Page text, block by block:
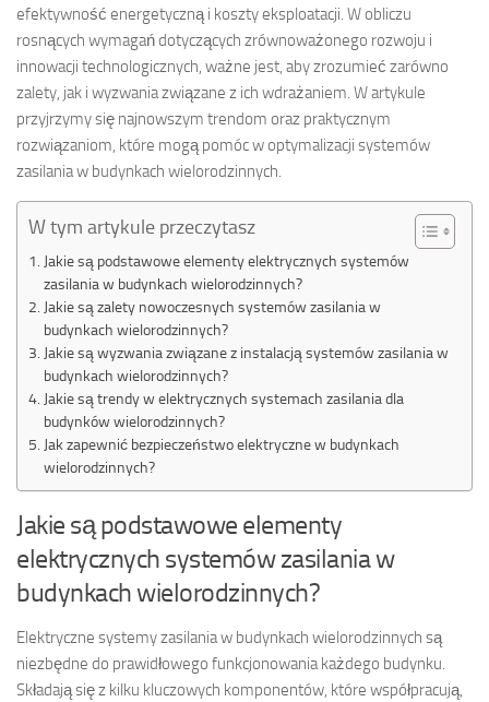
efektywność energetyczną i koszty eksploatacji. W obliczu
rosnących wymagań dotyczących zrównoważonego rozwoju i
innowacji technologicznych, ważne jest, aby zrozumieć zarówno
zalety, jak i wyzwania związane z ich wdrażaniem. W artykule
przyjrzymy się najnowszym trendom oraz praktycznym
rozwiązaniom, które mogą pomóc w optymalizacji systemów
zasilania w budynkach wielorodzinnych.
W tym artykule przeczytasz
Jakie są podstawowe elementy elektrycznych systemów
zasilania w budynkach wielorodzinnych?
Jakie są zalety nowoczesnych systemów zasilania w
budynkach wielorodzinnych?
Jakie są wyzwania związane z instalacją systemów zasilania w
budynkach wielorodzinnych?
Jakie są trendy w elektrycznych systemach zasilania dla
budynków wielorodzinnych?
Jak zapewnić bezpieczeństwo elektryczne w budynkach
wielorodzinnych?
Jakie są podstawowe elementy
elektrycznych systemów zasilania w
budynkach wielorodzinnych?
Elektryczne systemy zasilania w budynkach wielorodzinnych są
niezbędne do prawidłowego funkcjonowania każdego budynku.
Składają się z kilku kluczowych komponentów, które współpracują,